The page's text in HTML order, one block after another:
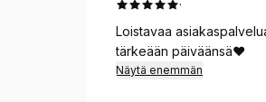
·
Loistavaa
tärkeään päiväänsä❤️
Näytä enemmän